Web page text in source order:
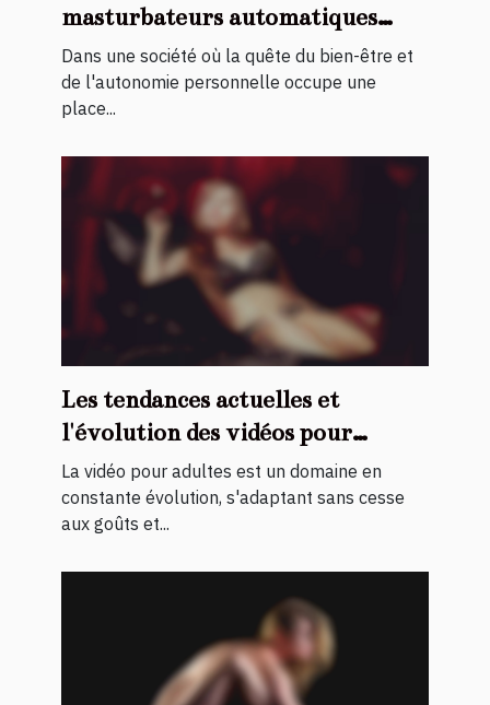
masturbateurs automatiques
pour hommes
Dans une société où la quête du bien-être et
de l'autonomie personnelle occupe une
place...
Les tendances actuelles et
l'évolution des vidéos pour
adultes avec des actrices
maghrébines
La vidéo pour adultes est un domaine en
constante évolution, s'adaptant sans cesse
aux goûts et...